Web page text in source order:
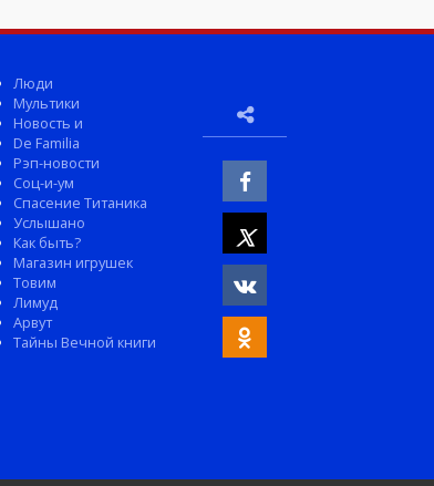
Люди
Мультики
Новость и
De Familia
Рэп-новости
Соц-и-ум
Спасение Титаника
Услышано
Как быть?
Магазин игрушек
Товим
Лимуд
Арвут
Тайны Вечной книги